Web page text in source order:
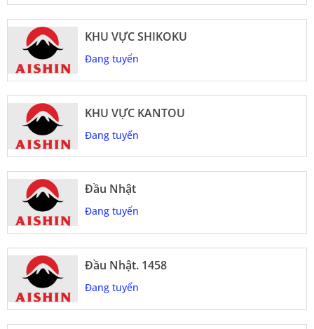
KHU VỰC SHIKOKU
Đang tuyển
KHU VỰC KANTOU
Đang tuyển
Đầu Nhật
Đang tuyển
Đầu Nhật. 1458
Đang tuyển